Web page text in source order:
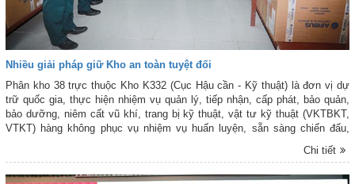
Nhiều giải pháp giữ Kho an toàn tuyệt đối
Phân kho 38 trực thuộc Kho K332 (Cục Hậu cần - Kỹ thuật) là đơn vị dự
trữ quốc gia, thực hiện nhiệm vụ quản lý, tiếp nhận, cấp phát, bảo quản,
bảo dưỡng, niêm cất vũ khí, trang bị kỹ thuật, vật tư kỹ thuật (VKTBKT,
VTKT) hàng không phục vụ nhiệm vụ huấn luyện, sẵn sàng chiến đấu,
quản lý vùng trời (SSCĐ, QLVT) của Quân chủng Phòng không-Không
quân. Những năm qua, mặc dù còn nhiều khó khăn, song cán bộ, chiến sĩ
Chi tiết